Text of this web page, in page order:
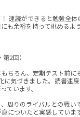
速読ができると勉強全体
も余裕を持って挑めるよ
2回）
ちろん、定期テスト前に
気づきました。読書速
ています。
周りのライバルとの戦い
についたと実感しています